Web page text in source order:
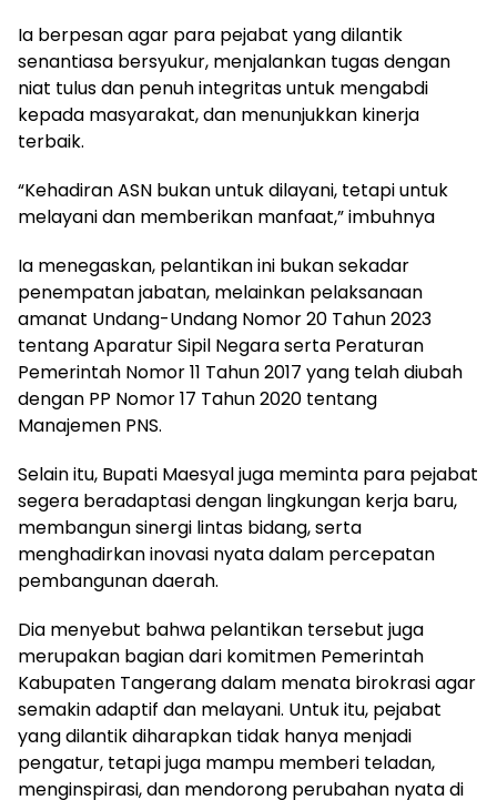
Ia berpesan agar para pejabat yang dilantik
senantiasa bersyukur, menjalankan tugas dengan
niat tulus dan penuh integritas untuk mengabdi
kepada masyarakat, dan menunjukkan kinerja
terbaik.
“Kehadiran ASN bukan untuk dilayani, tetapi untuk
melayani dan memberikan manfaat,” imbuhnya
Ia menegaskan, pelantikan ini bukan sekadar
penempatan jabatan, melainkan pelaksanaan
amanat Undang-Undang Nomor 20 Tahun 2023
tentang Aparatur Sipil Negara serta Peraturan
Pemerintah Nomor 11 Tahun 2017 yang telah diubah
dengan PP Nomor 17 Tahun 2020 tentang
Manajemen PNS.
Selain itu, Bupati Maesyal juga meminta para pejabat
segera beradaptasi dengan lingkungan kerja baru,
membangun sinergi lintas bidang, serta
menghadirkan inovasi nyata dalam percepatan
pembangunan daerah.
Dia menyebut bahwa pelantikan tersebut juga
merupakan bagian dari komitmen Pemerintah
Kabupaten Tangerang dalam menata birokrasi agar
semakin adaptif dan melayani. Untuk itu, pejabat
yang dilantik diharapkan tidak hanya menjadi
pengatur, tetapi juga mampu memberi teladan,
menginspirasi, dan mendorong perubahan nyata di